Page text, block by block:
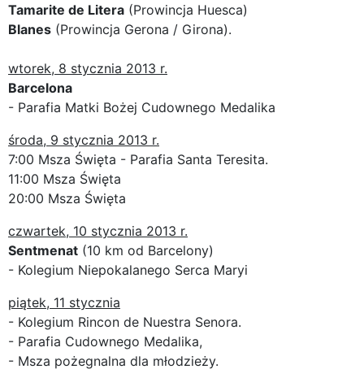
Tamarite de Litera (Prowincja Huesca)
Blanes (Prowincja Gerona / Girona).
wtorek, 8 stycznia 2013 r.
Barcelona
- Parafia Matki Bożej Cudownego Medalika
środa, 9 stycznia 2013 r.
7:00 Msza Święta - Parafia Santa Teresita.
11:00 Msza Święta
20:00 Msza Święta
czwartek, 10 stycznia 2013 r.
Sentmenat (10 km od Barcelony)
- Kolegium Niepokalanego Serca Maryi
piątek, 11 stycznia
- Kolegium Rincon de Nuestra Senora.
- Parafia Cudownego Medalika,
- Msza pożegnalna dla młodzieży.